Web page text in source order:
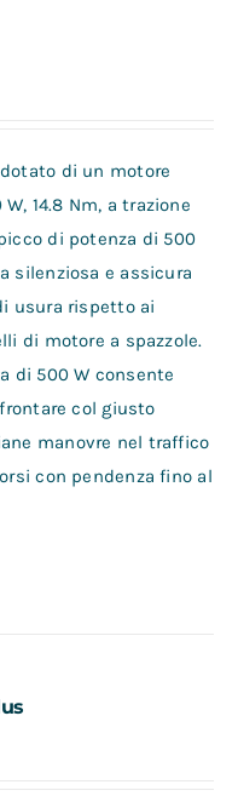
di un motore
14.8 Nm, a trazione
di potenza di 500
silenziosa e assicura
usura rispetto ai
di motore a spazzole.
di 500 W consente
col giusto
manovre nel traffico
con pendenza fino al